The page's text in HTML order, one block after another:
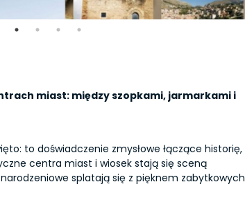
miast: między szopkami, jarmarkami i
to doświadczenie zmysłowe łączące historię,
centra miast i wiosek stają się sceną
splatają się z pięknem zabytkowych